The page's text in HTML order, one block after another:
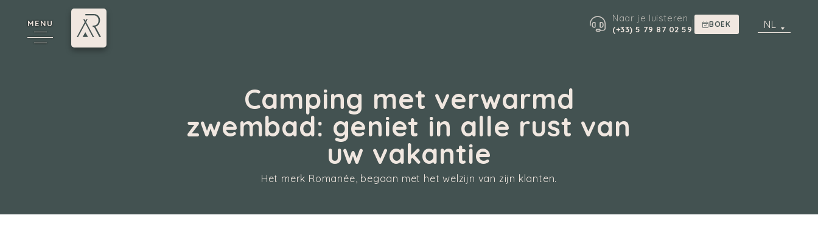
MENU NL
Naar je luisteren
(+33) 5 79 87 02 59| BOEK
Camping met verwarmd
zwembad: geniet in alle rust van
uw vakantie
Het merk Romanée, begaan met het welzijn van zijn klanten.